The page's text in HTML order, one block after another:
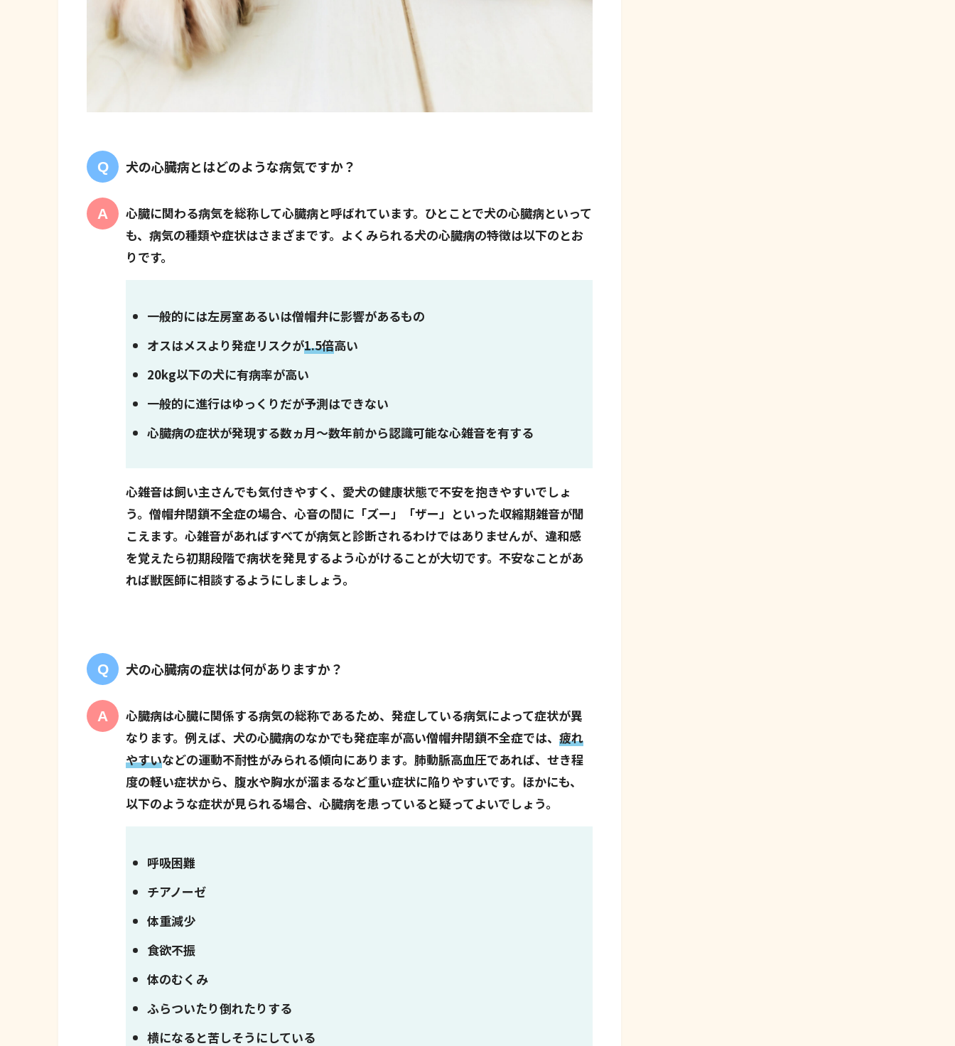
犬の心臓病とはどのような病気ですか？
心臓に関わる病気を総称して心臓病と呼ばれています。ひとことで犬の心臓病といって
も、病気の種類や症状はさまざまです。よくみられる犬の心臓病の特徴は以下のとお
りです。
一般的には左房室あるいは僧帽弁に影響があるもの
オスはメスより発症リスクが1.5倍高い
20kg以下の犬に有病率が高い
一般的に進行はゆっくりだが予測はできない
心臓病の症状が発現する数ヵ月～数年前から認識可能な心雑音を有する
心雑音は飼い主さんでも気付きやすく、愛犬の健康状態で不安を抱きやすいでしょ
う。僧帽弁閉鎖不全症の場合、心音の間に「ズー」「ザー」といった収縮期雑音が聞
こえます。心雑音があればすべてが病気と診断されるわけではありませんが、違和感
を覚えたら初期段階で病状を発見するよう心がけることが大切です。不安なことがあ
れば獣医師に相談するようにしましょう。
犬の心臓病の症状は何がありますか？
心臓病は心臓に関係する病気の総称であるため、発症している病気によって症状が異
なります。例えば、犬の心臓病のなかでも発症率が高い僧帽弁閉鎖不全症では、 疲れ
やすいなどの運動不耐性がみられる傾向にあります。肺動脈高血圧であれば、せき程
度の軽い症状から、腹水や胸水が溜まるなど重い症状に陥りやすいです。ほかにも、
以下のような症状が見られる場合、心臓病を患っていると疑ってよいでしょう。
呼吸困難
チアノーゼ
体重減少
食欲不振
体のむくみ
ふらついたり倒れたりする
横になると苦しそうにしている